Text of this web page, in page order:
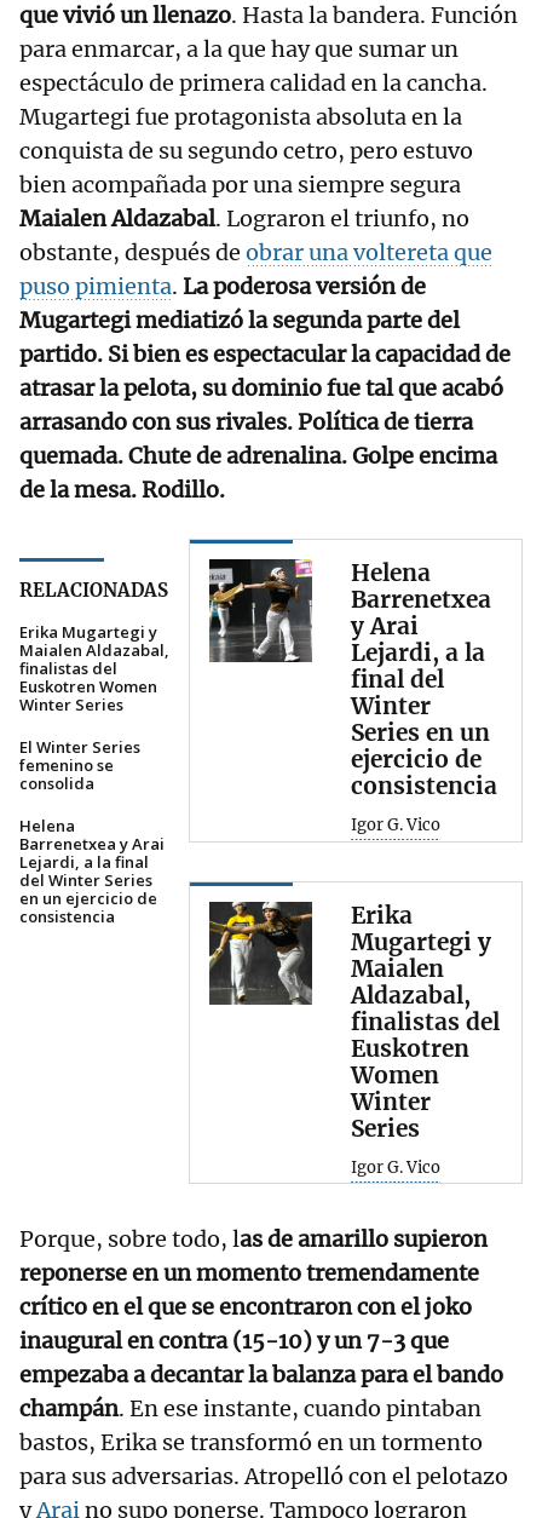
que vivió un llenazo. Hasta la bandera. Función
para enmarcar, a la que hay que sumar un
espectáculo de primera calidad en la cancha.
Mugartegi fue protagonista absoluta en la
conquista de su segundo cetro, pero estuvo
bien acompañada por una siempre segura
Maialen Aldazabal. Lograron el triunfo, no
obstante, después de obrar una voltereta que
puso pimienta. La poderosa versión de
Mugartegi mediatizó la segunda parte del
partido. Si bien es espectacular la capacidad de
atrasar la pelota, su dominio fue tal que acabó
arrasando con sus rivales. Política de tierra
quemada. Chute de adrenalina. Golpe encima
de la mesa. Rodillo.
RELACIONADAS
Erika Mugartegi y
Maialen Aldazabal,
finalistas del
Euskotren Women
Winter Series
El Winter Series
femenino se
consolida
Helena
Barrenetxea y Arai
Lejardi, a la final
del Winter Series
en un ejercicio de
consistencia
Helena
Barrenetxea
y Arai
Lejardi, a la
final del
Winter
Series en un
ejercicio de
consistencia
Igor G. Vico
Erika
Mugartegi y
Maialen
Aldazabal,
finalistas del
Euskotren
Women
Winter
Series
Igor G. Vico
Porque, sobre todo, las de amarillo supieron
reponerse en un momento tremendamente
crítico en el que se encontraron con el joko
inaugural en contra (15-10) y un 7-3 que
empezaba a decantar la balanza para el bando
champán. En ese instante, cuando pintaban
bastos, Erika se transformó en un tormento
para sus adversarias. Atropelló con el pelotazo
yAraino supo ponerse. Tampoco lograron